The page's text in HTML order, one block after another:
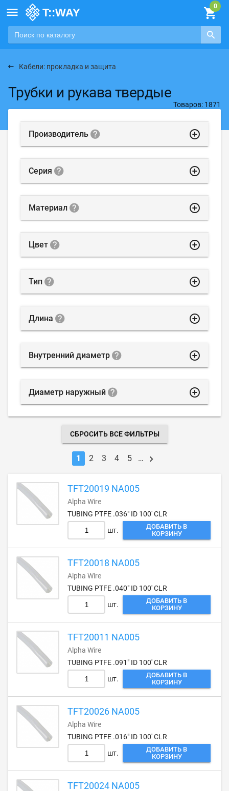

Кабели: прокладка и защита
Трубки и рукава твердые
Товаров: 1871
highlight_off
Производитель
highlight_off
Серия
highlight_off
Материал
highlight_off
Цвет
highlight_off
Тип
highlight_off
Длина
highlight_off
Внутренний диаметр
highlight_off
Диаметр наружный
СБРОСИТЬ ВСЕ ФИЛЬТРЫ
1 2 3 4 5 …
TFT20019 NA005
Alpha Wire
TUBING PTFE .036" ID 100' CLR
шт.
ДОБАВИТЬ В
КОРЗИНУ
TFT20018 NA005
Alpha Wire
TUBING PTFE .040" ID 100' CLR
шт.
ДОБАВИТЬ В
КОРЗИНУ
TFT20011 NA005
Alpha Wire
TUBING PTFE .091" ID 100' CLR
шт.
ДОБАВИТЬ В
КОРЗИНУ
TFT20026 NA005
Alpha Wire
TUBING PTFE .016" ID 100' CLR
шт.
ДОБАВИТЬ В
КОРЗИНУ
TFT20024 NA005